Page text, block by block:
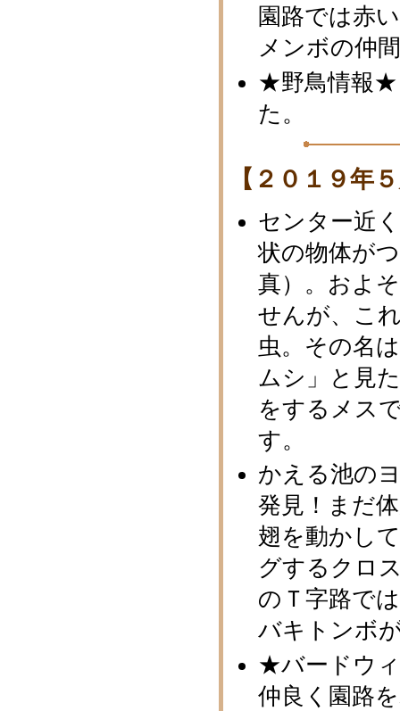
園路では赤
メンボの仲
★野鳥情報★
た。
【２０１９年
センター近
状の物体が
真）。およ
せんが、こ
虫。その名
ムシ」と見
をするメス
す。
かえる池の
発見！まだ
翅を動かし
グするクロ
のＴ字路で
バキトンボ
★バードウ
仲良く園路